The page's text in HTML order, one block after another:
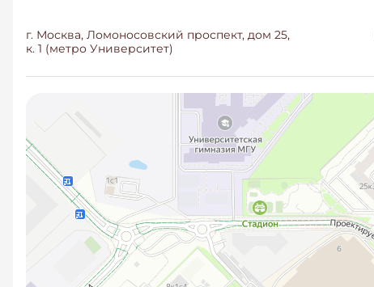
г. Москва, Ломоносовский проспект, дом 25,
к. 1 (метро Университет)